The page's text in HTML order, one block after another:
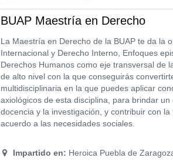
BUAP Maestría en Derecho
La Maestría en Derecho de la BUAP te da la
Internacional y Derecho Interno, Enfoques
Derechos Humanos como eje transversal de
de alto nivel con la que conseguirás
multidisciplinaria en la que puedes aplicar
axiológicos de esta disciplina, para brindar
docencia y la investigación, y contribuir con
acuerdo a las necesidades sociales.
Impartido en: Heroica Puebla de